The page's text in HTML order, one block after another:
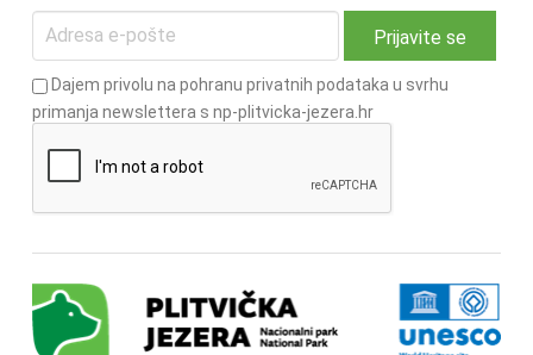
Dajem privolu na pohranu privatnih podataka u svrhu
primanja newslettera s np-plitvicka-jezera.hr